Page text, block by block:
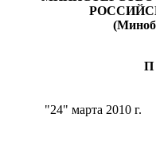
П
"24" марта 2010 г.